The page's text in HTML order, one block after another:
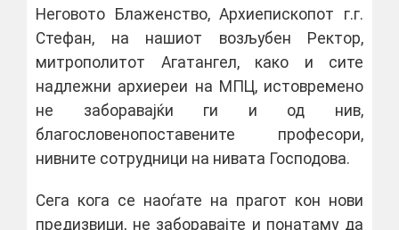
Неговото Блаженство, Архиепископот г.г.
Стефан, на нашиот возљубен Ректор,
митрополитот Агатангел, како и сите
надлежни архиереи на МПЦ, истовремено
не заборавајќи ги и од нив,
благословенопоставените професори,
нивните сотрудници на нивата Господова.
Сега кога се наоѓате на прагот кон нови
предизвици, не заборавајте и понатаму да